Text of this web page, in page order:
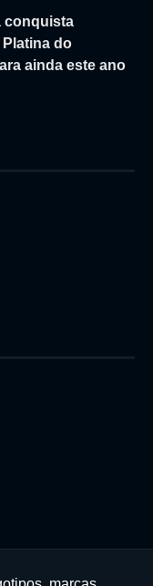
conquista
do
ainda este ano